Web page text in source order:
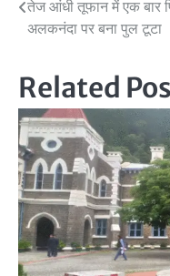
Post
navigation
तेज आंधी तूफान में एक बार
अलकनंदा पर बना पुल टूटा
Related